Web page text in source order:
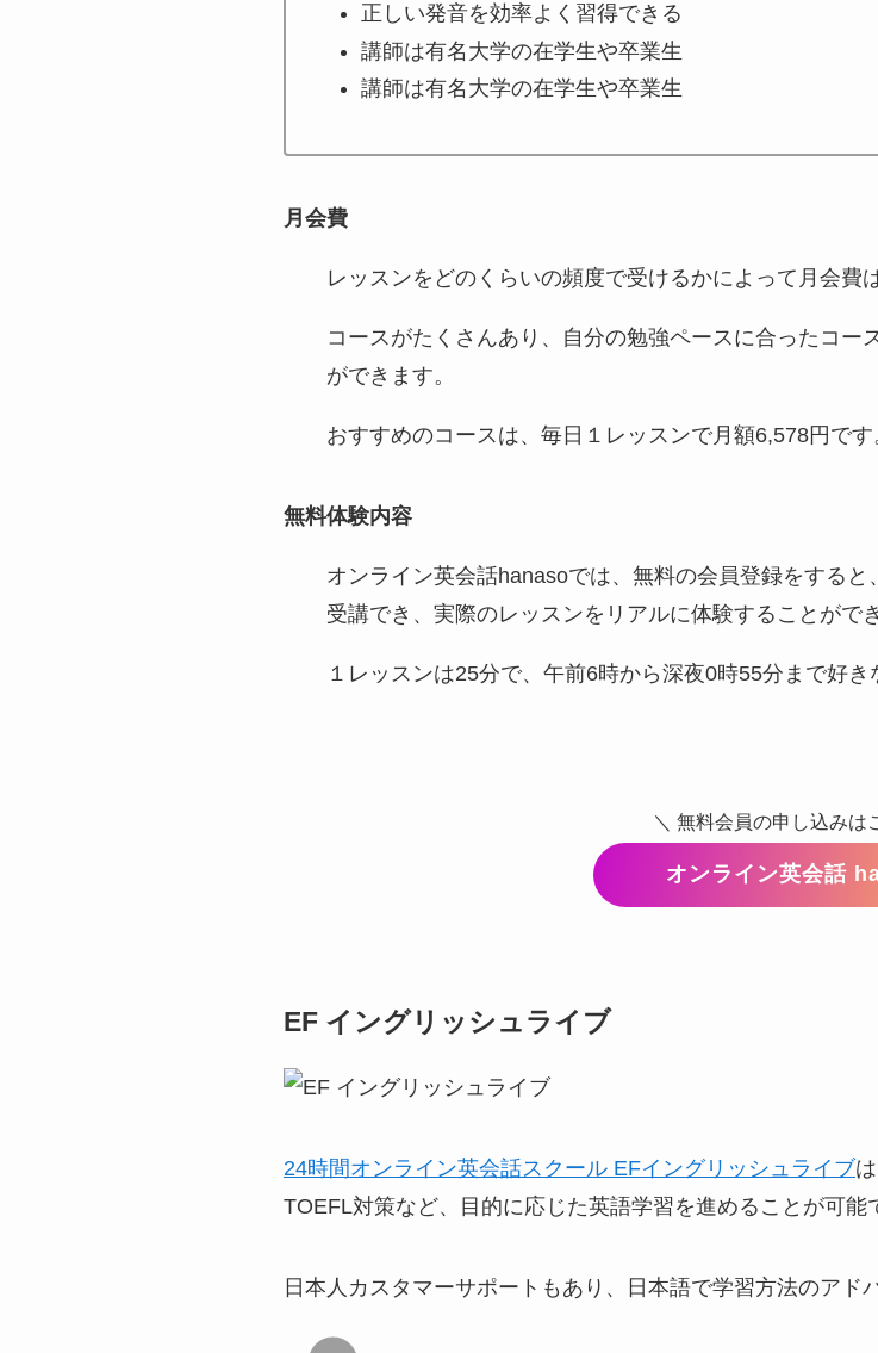
正しい発音を効率よく習得できる
講師は有名大学の在学生や卒業生
講師は有名大学の在学生や卒業生
月会費
レッスンをどのくらいの頻度で受けるかによって月会費
コースがたくさんあり、自分の勉強ペースに合ったコー
ができます。
おすすめのコースは、毎日１レッスンで月額6,578円です
無料体験内容
オンライン英会話hanasoでは、無料の会員登録をする
受講でき、実際のレッスンをリアルに体験することがで
１レッスンは25分で、午前6時から深夜0時55分まで好き
＼ 無料会員の申し込みは
オンライン英会話
EF イングリッシュライブ
24時間オンライン英会話スクール EFイングリッシュライブ
TOEFL対策など、目的に応じた英語学習を進めることが可能
日本人カスタマーサポートもあり、日本語で学習方法のアド